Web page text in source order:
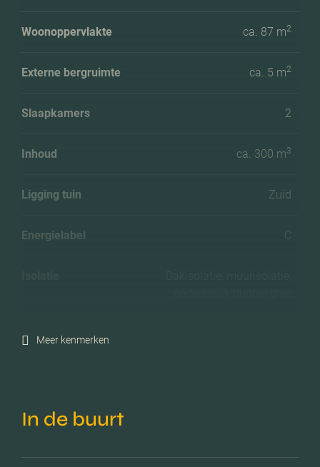
Woonoppervlakte ca. 87 m2
Externe bergruimte ca. 5 m2
Slaapkamers 2
Inhoud ca. 300 m3
Ligging tuin Zuid
Energielabel C
Verwarming
Voorzieningen
Meer kenmerken
In de buurt